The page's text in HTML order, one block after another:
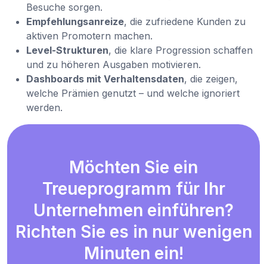
Besuche sorgen.
Empfehlungsanreize, die zufriedene Kunden zu
aktiven Promotern machen.
Level-Strukturen, die klare Progression schaffen
und zu höheren Ausgaben motivieren.
Dashboards mit Verhaltensdaten, die zeigen,
welche Prämien genutzt – und welche ignoriert
werden.
Möchten Sie ein
Treueprogramm für Ihr
Unternehmen einführen?
Richten Sie es in nur wenigen
Minuten ein!